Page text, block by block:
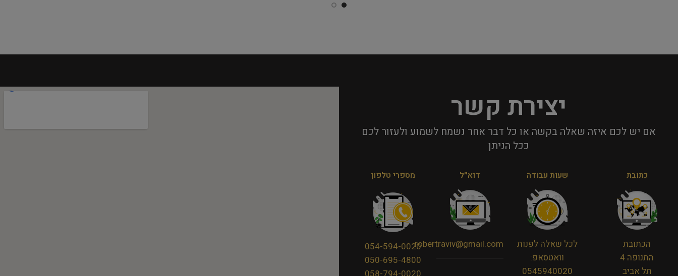
יצירת קשר
אם יש לכם איזה שאלה בקשה או כל דבר אחר נשמח לשמוע ולעזור לכם
ככל הניתן​
כתובת
הכתובת
התנופה 4
תל אביב
שעות עבודה
לכל שאלה לפנות
וואטסאפ:
0545940020
דוא״ל
robertraviv@gmail.com
מספרי טלפון
054-594-0020
050-695-4800